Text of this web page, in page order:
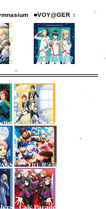
■VOY@GER